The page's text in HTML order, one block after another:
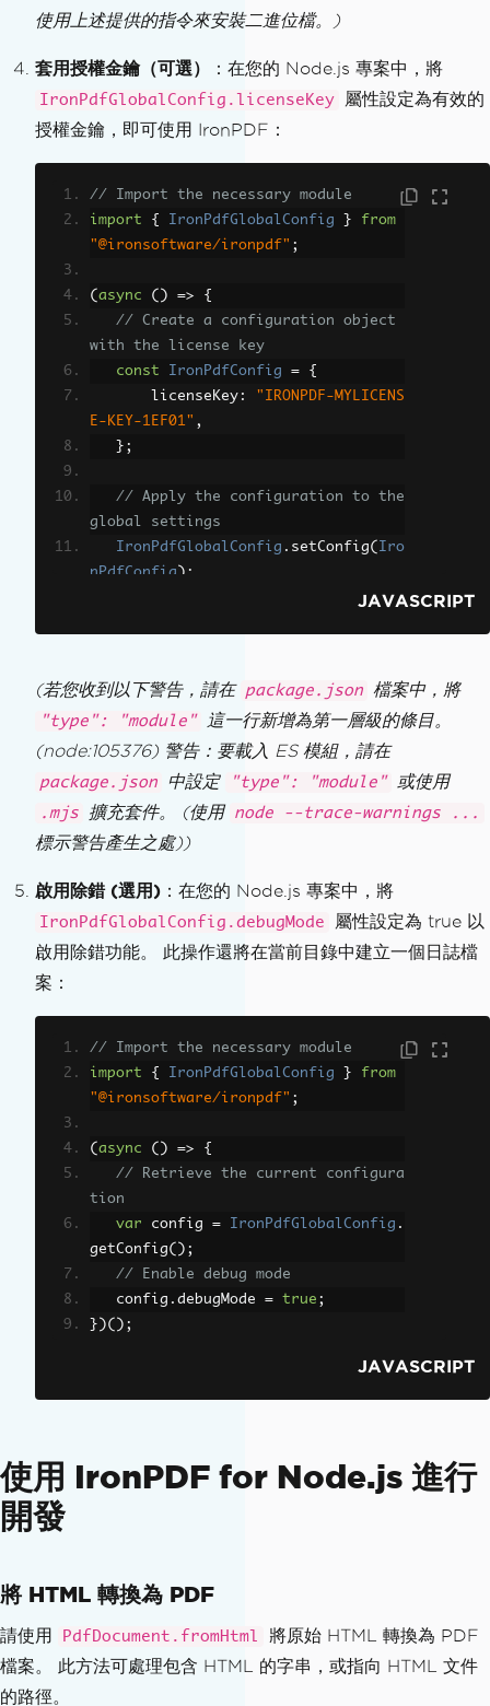
使用上述提供的指令來安裝二進位檔。)
套用授權金鑰（可選） ：在您的 Node.js 專案中，將
IronPdfGlobalConfig.licenseKey
屬性設定為有效的
授權金鑰，即可使用 IronPDF：
// Import the necessary module
import
{ IronPdfGlobalConfig }
from
"@ironsoftware/ironpdf" ;
( async () =>
{
// Create a configuration object
with the license key
const
IronPdfConfig =
{
       licenseKey
:
"IRONPDF-MYLICENS
E-KEY-1EF01" ,
};
// Apply the configuration to the
global settings
IronPdfGlobalConfig . setConfig( Iro
nPdfConfig );
JAVASCRIPT
(若您收到以下警告，請在 package.json 檔案中，將
"type": "module"
這一行新增為第一層級的條目。
(node:105376) 警告：要載入 ES 模組，請在
package.json 中設定 "type": "module" 或使用
.mjs 擴充套件。 (使用 node --trace-warnings ...
標示警告產生之處))
啟用除錯 (選用) ：在您的 Node.js 專案中，將
IronPdfGlobalConfig.debugMode
屬性設定為 true 以
啟用除錯功能。 此操作還將在當前目錄中建立一個日誌檔
案：
// Import the necessary module
import
{ IronPdfGlobalConfig }
from
"@ironsoftware/ironpdf" ;
( async () =>
{
// Retrieve the current configura
tion
var config = IronPdfGlobalConfig .
getConfig();
// Enable debug mode
   config
. debugMode = true ;
})();
JAVASCRIPT
使用 IronPDF for Node.js 進行
開發
將 HTML 轉換為 PDF
請使用 PdfDocument.fromHtml
將原始 HTML 轉換為 PDF
檔案。 此方法可處理包含 HTML 的字串，或指向 HTML 文件
的路徑。